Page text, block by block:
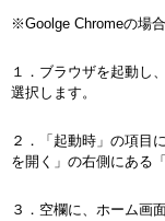
※Goolge Chromeの場合
１．ブラウザを起動し
選択します。
２．「起動時」の項目
を開く」の右側にある
３．空欄に、ホーム画